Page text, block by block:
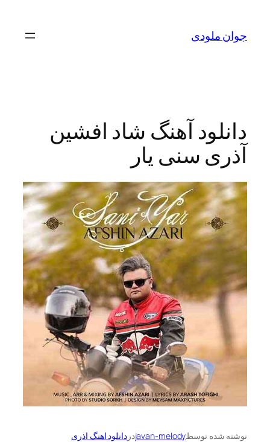
محتواجوان ملودی
دانلود آهنگ شاد افشین
آذری سنی یار
نوشته شده توسطjavan-melodyدردانلود اهنگ اذری